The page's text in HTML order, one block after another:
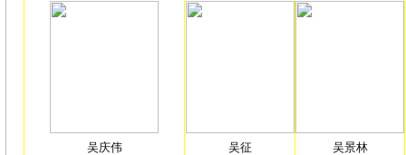
吴庆伟
吴征
吴景林